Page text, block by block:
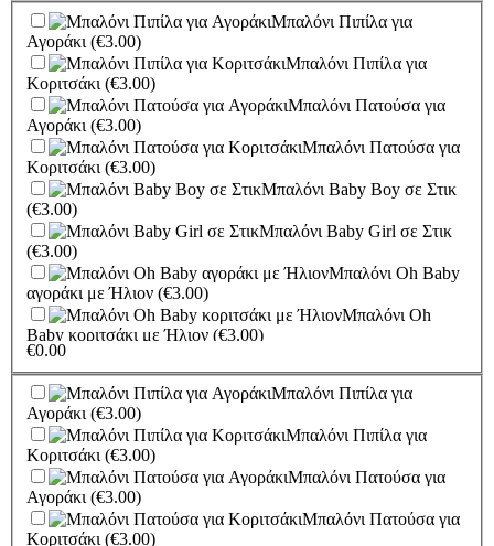
Μπαλόνι Πιπίλα για
Αγοράκι (€3.00)
Μπαλόνι Πιπίλα για
Κοριτσάκι (€3.00)
Μπαλόνι Πατούσα για
Αγοράκι (€3.00)
Μπαλόνι Πατούσα για
Κοριτσάκι (€3.00)
Μπαλόνι Baby Boy σε Στικ
(€3.00)
Μπαλόνι Baby Girl σε Στικ
(€3.00)
Μπαλόνι Oh Baby
αγοράκι με Ήλιον (€3.00)
Μπαλόνι Oh
Baby κοριτσάκι με Ήλιον (€3.00)
Πατουσάκια ροζ με Ήλιον(€3.00)
Μπαλόνι
Πατουσάκια γαλάζιο με Ήλιον
Μπαλόνι
Αερόστατο αγόρι Με Ήλιον
Μπαλόνι
Αερόστατο κορίτσι με Ήλιον
Μπαλόνι It's a
€0.00
Μπαλόνι Πιπίλα για
Αγοράκι (€3.00)
Μπαλόνι Πιπίλα για
Κοριτσάκι (€3.00)
Μπαλόνι Πατούσα για
Αγοράκι (€3.00)
Μπαλόνι Πατούσα για
Κοριτσάκι (€3.00)